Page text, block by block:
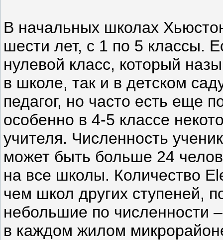
В начальных школах
шести лет, с 1 по 5 классы.
нулевой класс, который
в школе, так и в детском
педагог, но часто есть еще
особенно в 4-5 классе
учителя. Численность
может быть больше 24
на все школы. Количество
чем школ других ступеней,
небольшие по численности
в каждом жилом